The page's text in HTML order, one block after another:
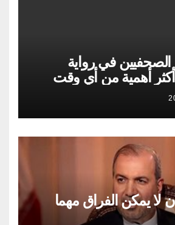
في رواية
أكثر أهمية من أي وقت
لا يمكن الفراق مهما